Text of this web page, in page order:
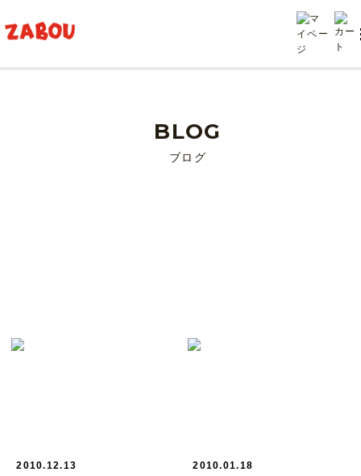
BLOG
ブログ
2010.12.13
2010.01.18